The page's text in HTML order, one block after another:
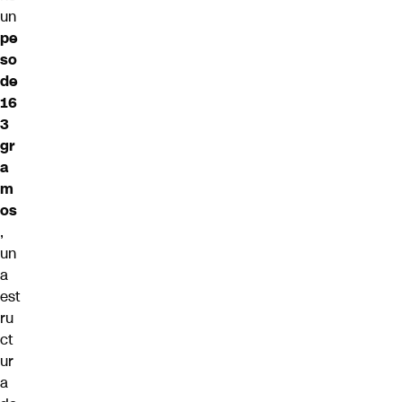
un
pe
so
de
16
3
gr
a
m
os
,
un
a
est
ru
ct
ur
a